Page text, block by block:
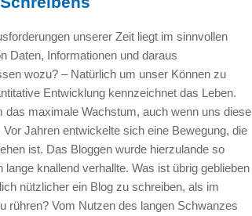
unserer Zeit liegt im sinnvollen
Daten, Informationen und daraus
wozu? – Natürlich um unser Können zu
Entwicklung kennzeichnet das Leben.
das maximale Wachstum, auch wenn uns diese
Jahren entwickelte sich eine Bewegung, die
ist. Das Bloggen wurde hierzulande so
knallend verhallte. Was ist übrig geblieben
nützlicher ein Blog zu schreiben, als im
rühren? Vom Nutzen des langen Schwanzes